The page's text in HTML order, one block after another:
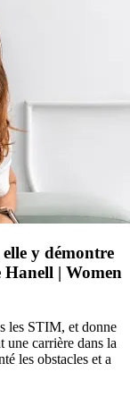
y démontre
Hanell | Women
les STIM, et donne
une carrière dans la
les obstacles et a